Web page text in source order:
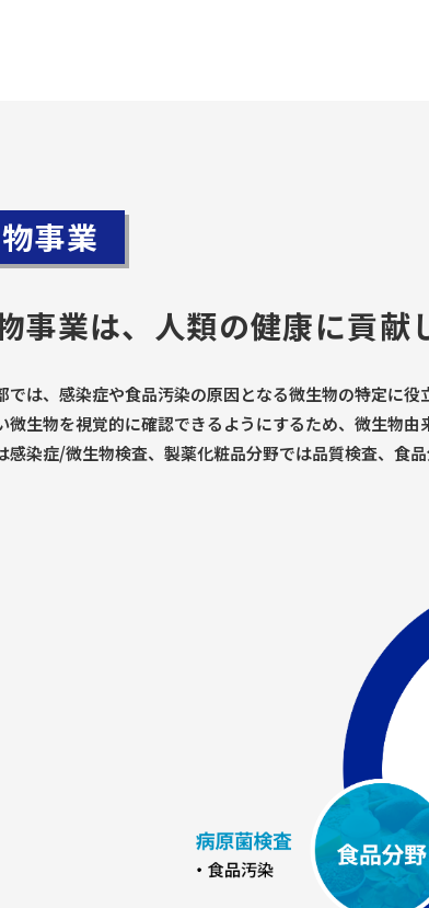
事業
事業は、 人類の健康に貢献
では、感染症や食品汚染の原因となる微生物の特定に役
微生物を視覚的に確認できるようにするため、微生物
感染症/微生物検査、製薬化粧品分野では品質検査、食